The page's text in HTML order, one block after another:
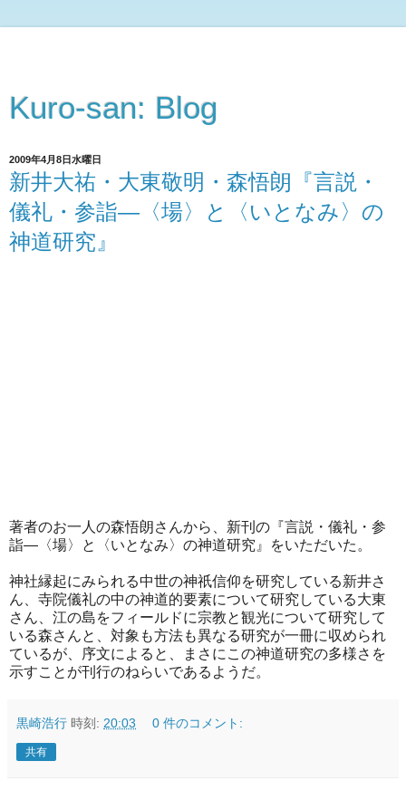
Kuro-san: Blog
2009年4月8日水曜日
新井大祐・大東敬明・森悟朗『言説・
儀礼・参詣―〈場〉と〈いとなみ〉の
神道研究』
著者のお一人の森悟朗さんから、新刊の『言説・儀礼・参
詣―〈場〉と〈いとなみ〉の神道研究』をいただいた。
神社縁起にみられる中世の神祇信仰を研究している新井さ
ん、寺院儀礼の中の神道的要素について研究している大東
さん、江の島をフィールドに宗教と観光について研究して
いる森さんと、対象も方法も異なる研究が一冊に収められ
ているが、序文によると、まさにこの神道研究の多様さを
示すことが刊行のねらいであるようだ。
黒崎浩行 時刻: 20:03 0 件のコメント:
共有